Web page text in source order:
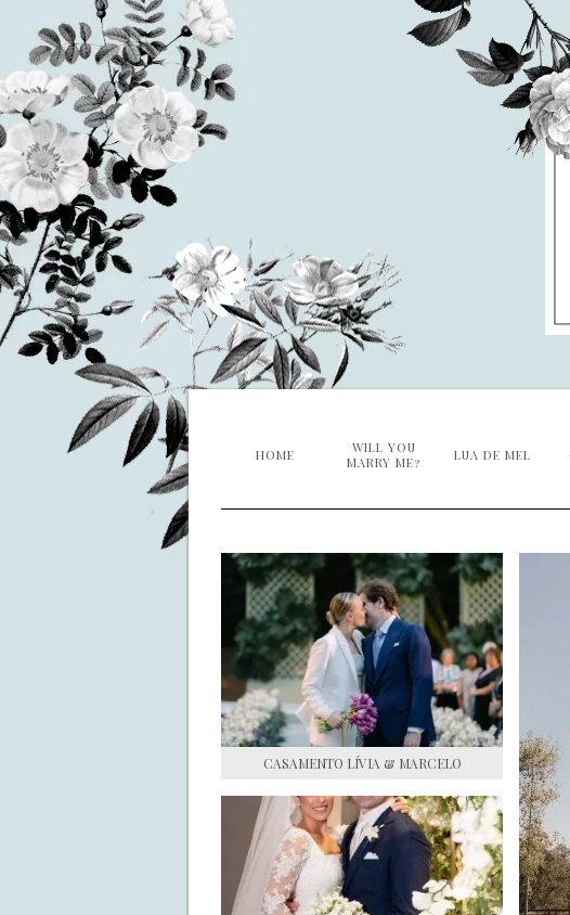
HOME
WILL YOU
MARRY ME?
LUA DE MEL
CASAMENTO LÍVIA & MARCELO